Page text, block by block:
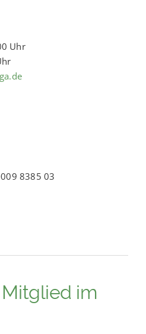
Uhr
8385 03
im